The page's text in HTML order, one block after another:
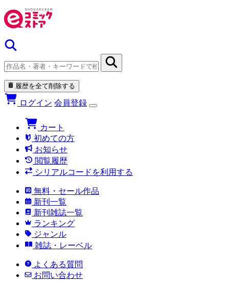
履歴を全て削除する
ログイン 会員登録
カート
初めての方
お知らせ
閲覧履歴
シリアルコードを利用する
無料・セール作品
新刊一覧
新刊雑誌一覧
ランキング
ジャンル
雑誌・レーベル
よくある質問
お問い合わせ